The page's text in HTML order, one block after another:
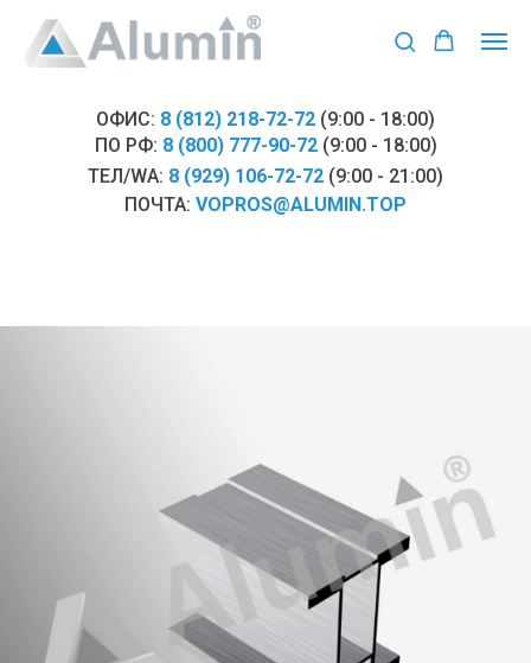
ОФИС: 8 (812) 218-72-72 (9:00 - 18:00)
ПО РФ: 8 (800) 777-90-72 (9:00 - 18:00)
ТЕЛ/WA: 8 (929) 106-72-72 (9:00 - 21:00)
ПОЧТА: VOPROS@ALUMIN.TOP